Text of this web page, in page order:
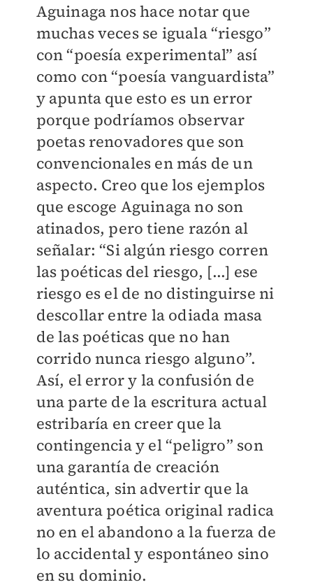
Aguinaga nos hace notar que
muchas veces se iguala “riesgo”
con “poesía experimental” así
como con “poesía vanguardista”
y apunta que esto es un error
porque podríamos observar
poetas renovadores que son
convencionales en más de un
aspecto. Creo que los ejemplos
que escoge Aguinaga no son
atinados, pero tiene razón al
señalar: “Si algún riesgo corren
las poéticas del riesgo, [...] ese
riesgo es el de no distinguirse ni
descollar entre la odiada masa
de las poéticas que no han
corrido nunca riesgo alguno”.
Así, el error y la confusión de
una parte de la escritura actual
estribaría en creer que la
contingencia y el “peligro” son
una garantía de creación
auténtica, sin advertir que la
aventura poética original radica
no en el abandono a la fuerza de
lo accidental y espontáneo sino
en su dominio.